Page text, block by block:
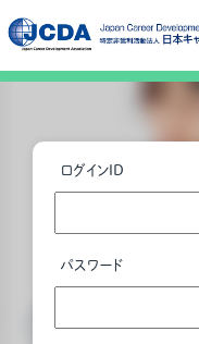
ログインID
パスワード